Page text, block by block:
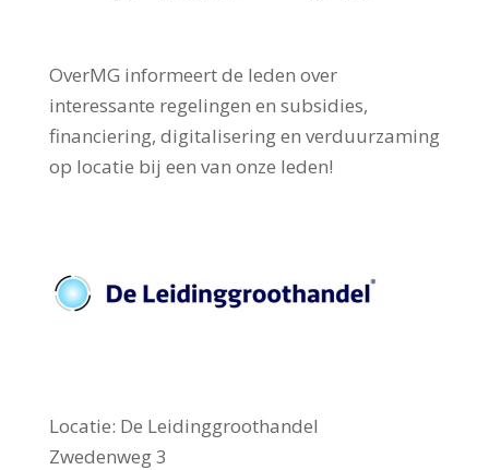
OverMG informeert de leden over
interessante regelingen en subsidies,
financiering, digitalisering en verduurzaming
op locatie bij een van onze leden!
Locatie: De Leidinggroothandel
Zwedenweg 3